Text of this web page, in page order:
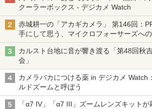
クーラーボックス - デジカメ Watch
赤城耕一の「アカギカメラ」 第146回：
手にして思う、マイクロフォーサーズへ
カルスト台地に音が響き渡る「第48回秋
会」
カメラバカにつける薬 in デジカメ Watch
ルドズームと呼ぼう
「α7 IV」「α7 III」ズームレンズキット